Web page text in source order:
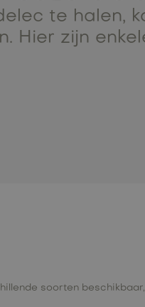
te halen,
Hier zijn
soorten